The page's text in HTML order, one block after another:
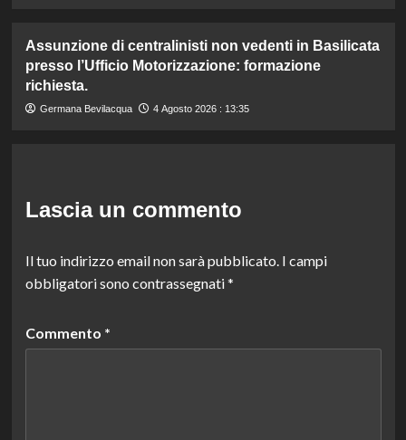
Assunzione di centralinisti non vedenti in Basilicata
presso l’Ufficio Motorizzazione: formazione
richiesta.
Germana Bevilacqua 4 Agosto 2026 : 13:35
Lascia un commento
Il tuo indirizzo email non sarà pubblicato. I campi
obbligatori sono contrassegnati*
Commento *